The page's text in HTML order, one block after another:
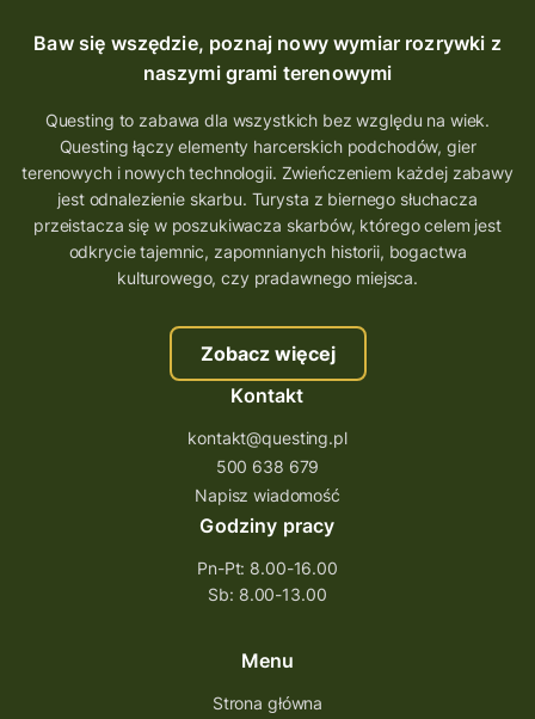
Quest Koziołek Matołek
gra miejska
co zobaczyć na Śląsku
aplikacja questy
aplikacja gry terenowe
wielkopolskie questy
wakacje z questami
trenerzy questingu
szkolenie tworzenie questów
szkolenie questing
Stefan Żeromski
ścieżka
Rzeszów
questy świętokrzyskie
questujwpolsce
questuj z nami
questingwyprawa po skarb
questingowy projekt współpracy
questing wielkopolska
Questing Przecławski
Questing Łódzkie
questing gry terenowe
Baw się wszędzie, poznaj nowy wymiar rozrywki z
naszymi grami terenowymi
Questing to zabawa dla wszystkich bez względu na wiek.
Questing łączy elementy harcerskich podchodów, gier
terenowych i nowych technologii. Zwieńczeniem każdej zabawy
jest odnalezienie skarbu. Turysta z biernego słuchacza
przeistacza się w poszukiwacza skarbów, którego celem jest
odkrycie tajemnic, zapomnianych historii, bogactwa
kulturowego, czy pradawnego miejsca.
Zobacz więcej
Kontakt
kontakt@questing.pl
500 638 679
Napisz wiadomość
Godziny pracy
Pn-Pt: 8.00-16.00
Sb: 8.00-13.00
Menu
Strona główna